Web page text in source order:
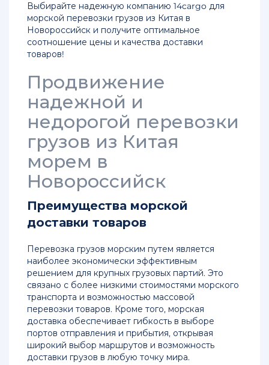
Доставка
грузов
из
Китая
в
Доставка
сборных
грузов
Китая
в
Россию
из
Китая
Новосибирска
Доставка
груза
в
Иркутск
из
Китая
Доставка
Выбирайте надежную компанию 14cargo для
морской перевозки грузов из Китая в
Новороссийск и получите оптимальное
соотношение цены и качества доставки
товаров!
Продвижение
надежной и
недорогой перевозки
грузов из Китая
морем в
Новороссийск
Преимущества морской
доставки товаров
Перевозка грузов морским путем является
наиболее экономически эффективным
решением для крупных грузовых партий. Это
связано с более низкими стоимостями морского
транспорта и возможностью массовой
перевозки товаров. Кроме того, морская
доставка обеспечивает гибкость в выборе
портов отправления и прибытия, открывая
широкий выбор маршрутов и возможность
доставки грузов в любую точку мира.